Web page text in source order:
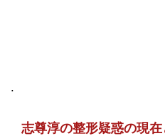
.
志尊淳の整形疑惑の現在